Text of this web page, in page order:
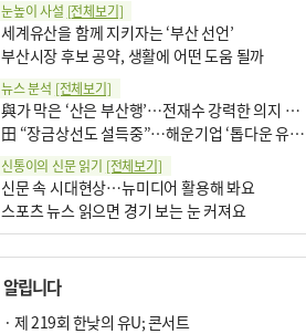
눈높이 사설 [전체보기]
세계유산을 함께 지키자는 ‘부산 선언’
부산시장 후보 공약, 생활에 어떤 도움 될까
뉴스 분석 [전체보기]
與가 막은 ‘산은 부산행’…전재수 강력한 의지 표명 없인 공염불
田 “장금상선도 설득중”…해운기업 ‘톱다운 유치전’ 가속
신통이의 신문 읽기 [전체보기]
신문 속 시대현상…뉴미디어 활용해 봐요
스포츠 뉴스 읽으면 경기 보는 눈 커져요
구·군 승진 축하화분 관행 없애자니 소상공인 울상
팩트체크[전체보기]
알립니다
· 제 219회 한낮의 유U; 콘서트